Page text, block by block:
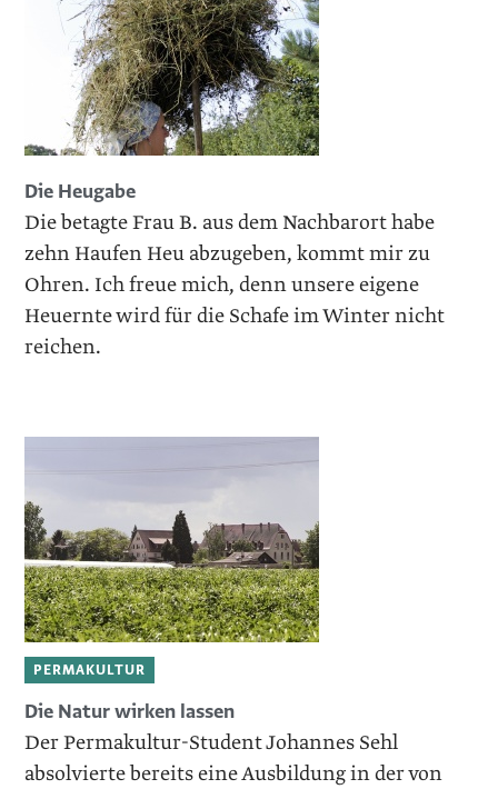
Die Heugabe
Die betagte Frau B. aus dem Nachbarort habe
zehn Haufen Heu abzugeben, kommt mir zu
Ohren. Ich freue mich, denn unsere eigene
Heuernte wird für die Schafe im Winter nicht
reichen.
PERMAKULTUR
Die Natur wirken lassen
Der Permakultur-Student Johannes Sehl
absolvierte bereits eine Ausbildung in der von